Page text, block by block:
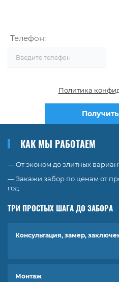
Телефон:
Политика
КАК МЫ РАБОТАЕМ
— От эконом до элитных
— Закажи забор по ценам от
год
ТРИ ПРОСТЫХ ШАГА ДО ЗАБОРА
Консультация, замер,
Монтаж